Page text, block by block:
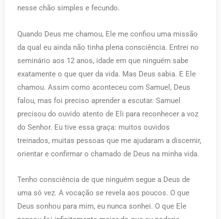
nesse chão simples e fecundo.
Quando Deus me chamou, Ele me confiou uma missão
da qual eu ainda não tinha plena consciência. Entrei no
seminário aos 12 anos, idade em que ninguém sabe
exatamente o que quer da vida. Mas Deus sabia. E Ele
chamou. Assim como aconteceu com Samuel, Deus
falou, mas foi preciso aprender a escutar. Samuel
precisou do ouvido atento de Eli para reconhecer a voz
do Senhor. Eu tive essa graça: muitos ouvidos
treinados, muitas pessoas que me ajudaram a discernir,
orientar e confirmar o chamado de Deus na minha vida.
Tenho consciência de que ninguém segue a Deus de
uma só vez. A vocação se revela aos poucos. O que
Deus sonhou para mim, eu nunca sonhei. O que Ele